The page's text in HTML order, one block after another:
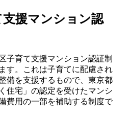
援マンション認
子育て支援マンション認証制
す。これは子育てに配慮され
備を支援するもので、東京都
住宅」の認定を受けたマンシ
費用の一部を補助する制度で